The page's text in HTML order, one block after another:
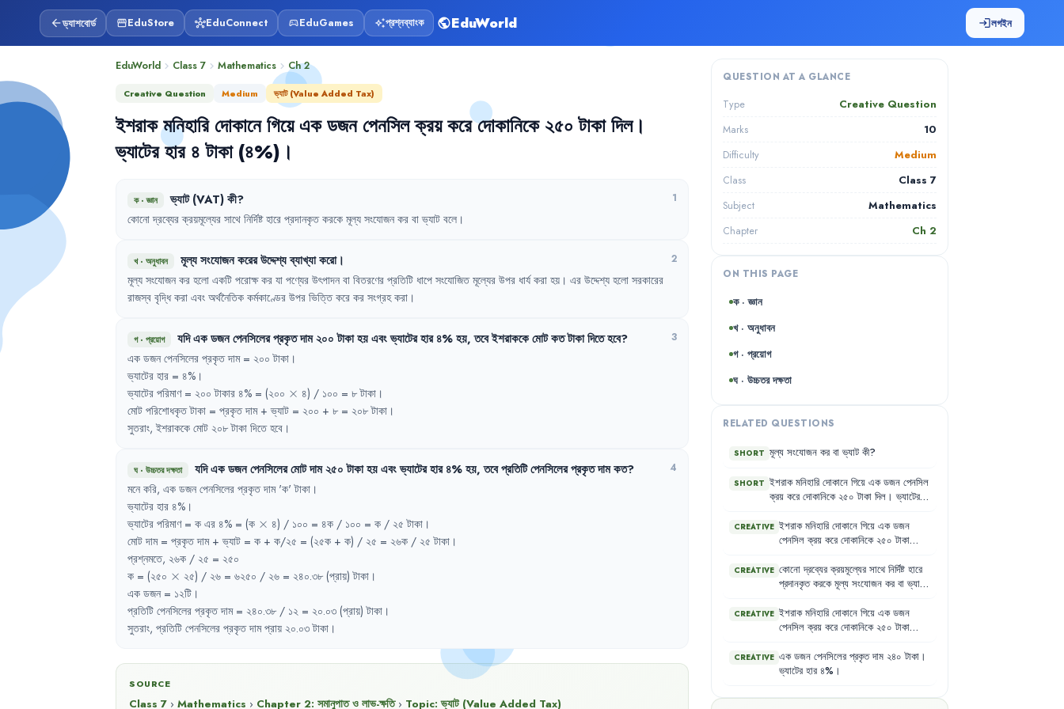
arrow_backড্যাশবোর্ড storefrontEduStore hubEduConnect sports_esportsEduGames auto_awesomeপ্রশ্নব্যাংক publicEduWorld loginলগইন
EduWorld chevron_right Class 7 chevron_right Mathematics chevron_right Ch2
Creative Question Medium ভ্যাট (Value Added Tax)
ইশরাক মনিহারি দোকানে গিয়ে এক ডজন পেনসিল ক্রয় করে দোকানিকে ২৫০ টাকা দিল।
ভ্যাটের হার ৪ টাকা (৪%) ।
ক·জ্ঞান ভ্যাট (VAT)কী? 1
কোনো দ্রব্যের ক্রয়মূল্যের সাথে নির্দিষ্ট হারে প্রদানকৃত করকে মূল্য সংযোজন কর বা ভ্যাট বলে ।
খ· অনুধাবন মূল্যসংযোজনকরেরউদ্দেশ্যব্যাখ্যাকরো। 2
মূল্য সংযোজন কর হলো একটি পরোক্ষ কর যা পণ্যের উৎপাদন বা বিতরণের প্রতিটি ধাপে সংযোজিত মূল্যের উপর ধার্য করা হয় । এর উদ্দেশ্য হলো সরকারের
রাজস্ব বৃদ্ধি করা এবং অর্থনৈতিক কর্মকাণ্ডের উপর ভিত্তি করে কর সংগ্রহ করা ।
গ· প্রয়োগ যদিএকডজনপেনসিলেরপ্রকৃতদাম২০০ টাকাহয়এবংভ্যাটেরহার ৪%হয়, তবেইশরাককেমোটকতটাকাদিতেহবে? 3
এক ডজন পেনসিলের প্রকৃত দাম = ২০০ টাকা ।
ভ্যাটের হার = ৪% ।
ভ্যাটের পরিমাণ = ২০০ টাকার ৪% = (২০০ \times
× ৪) / ১০০ = ৮ টাকা ।
মোট পরিশোধকৃত টাকা = প্রকৃত দাম + ভ্যাট = ২০০ + ৮ = ২০৮ টাকা ।
সুতরাং, ইশরাককে মোট ২০৮ টাকা দিতে হবে ।
ঘ· উচ্চতর দক্ষতা যদিএকডজনপেনসিলেরমোটদাম২৫০ টাকাহয়এবংভ্যাটেরহার ৪%হয়, তবেপ্রতিটিপেনসিলেরপ্রকৃতদামকত? 4
মনে করি, এক ডজন পেনসিলের প্রকৃত দাম 'ক' টাকা ।
ভ্যাটের হার ৪% ।
ভ্যাটের পরিমাণ = ক এর ৪% = (ক \times
× ৪) / ১০০ = ৪ক / ১০০ = ক / ২৫ টাকা ।
মোট দাম = প্রকৃত দাম + ভ্যাট = ক + ক/২৫ = (২৫ক + ক) / ২৫ = ২৬ক / ২৫ টাকা ।
প্রশ্নমতে, ২৬ক / ২৫ = ২৫০
ক = (২৫০ \times
× ২৫) / ২৬ = ৬২৫০ / ২৬ = ২৪০.৩৮ (প্রায়) টাকা ।
এক ডজন = ১২টি ।
প্রতিটি পেনসিলের প্রকৃত দাম = ২৪০.৩৮ / ১২ = ২০.০৩ (প্রায়) টাকা ।
সুতরাং, প্রতিটি পেনসিলের প্রকৃত দাম প্রায় ২০.০৩ টাকা ।
SOURCE
Class 7 › Mathematics › Chapter 2: সমানুপাত ও লাভ-ক্ষতি › Topic:ভ্যাট (Value Added Tax)
QUESTION AT A GLANCE
Type Creative Question
Marks 10
Difficulty Medium
Class Class 7
Subject Mathematics
Chapter Ch 2
ON THIS PAGE
ক · জ্ঞান
খ · অনুধাবন
গ · প্রয়োগ
ঘ · উচ্চতর দক্ষতা
RELATED QUESTIONS
SHORT মূল্য সংযোজন কর বা ভ্যাট কী?
SHORT ইশরাক মনিহারি দোকানে গিয়ে এক ডজন পেনসিল
ক্রয় করে দোকানিকে ২৫০ টাকা দিল । ভ্যাটের
কত?
CREATIVE ইশরাক মনিহারি দোকানে গিয়ে এক ডজন
পেনসিল ক্রয় করে দোকানিকে ২৫০ টাকা
CREATIVE কোনো দ্রব্যের ক্রয়মূল্যের সাথে নির্দিষ্ট হারে
প্রদানকৃত করকে মূল্য সংযোজন কর বা ভ্যাট
CREATIVE ইশরাক মনিহারি দোকানে গিয়ে এক ডজন
পেনসিল ক্রয় করে দোকানিকে ২৫০ টাকা
CREATIVE এক ডজন পেনসিলের প্রকৃত দাম ২৪০ টাকা ।
ভ্যাটের হার ৪% ।